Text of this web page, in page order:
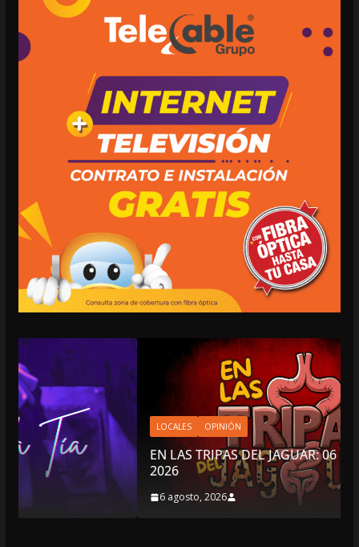
LOCALES OPINIÓN
EN LAS TRIPAS DEL JAGUAR: 06 DE AGOSTO DE
2026
6 agosto, 2026